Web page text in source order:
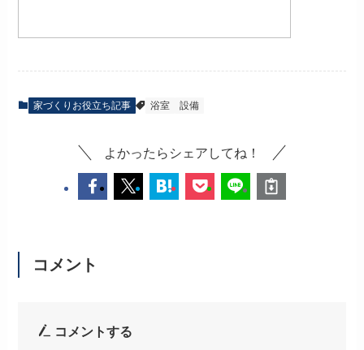
家づくりお役立ち記事 浴室 設備
よかったらシェアしてね！
コメント
コメントする